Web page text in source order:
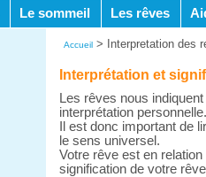
Le sommeil Les rêves
Accueil > Interpretation des
Interprétation et
Les rêves nous
interprétation personnelle.
Il est donc important de
le sens universel.
Votre rêve est en
signification de votre